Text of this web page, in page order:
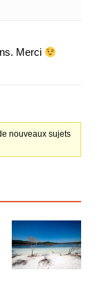
Merci
nouveaux sujets